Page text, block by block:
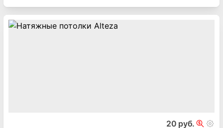
20 руб.